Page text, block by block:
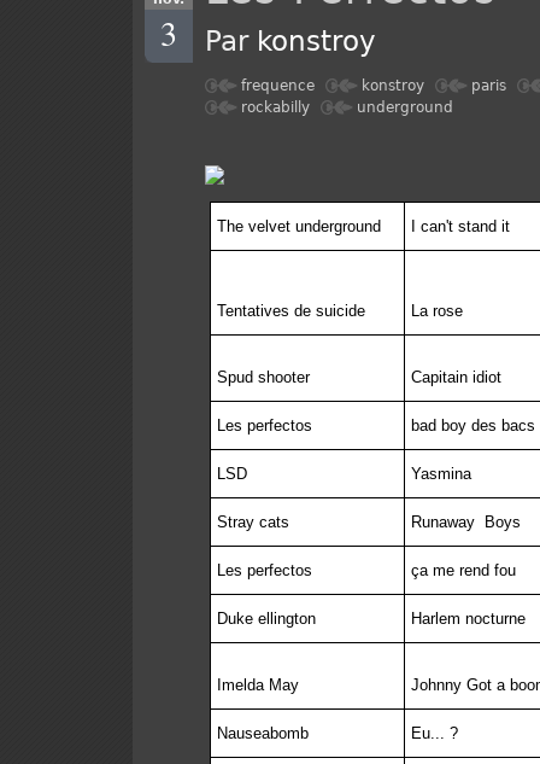
3 Par konstroy
frequence konstroy
paris
rockabilly
underground
The velvet underground I can't stand it
Tentatives de suicide La rose
Spud shooter Capitain idiot
Les perfectos bad boy des bacs
LSD Yasmina
Stray cats Runaway Boys
Les perfectos ça me rend fou
Duke ellington Harlem nocturne
Imelda May Johnny Got a
Nauseabomb Eu... ?